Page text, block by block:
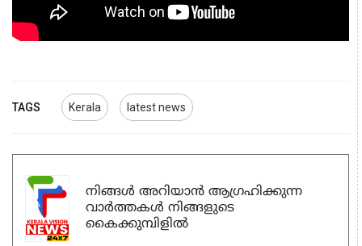
TAGS Kerala latest news
നിങ്ങൾ അറിയാൻ ആഗ്രഹിക്കുന്ന
വാർത്തകൾ നിങ്ങളുടെ
കൈക്കുമ്പിളിൽ